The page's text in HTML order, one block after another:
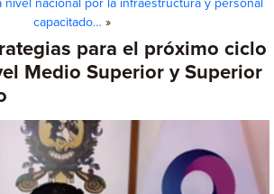
nivel nacional por la infraestructura y personal
capacitado… »
para el próximo ciclo
Medio Superior y Superior